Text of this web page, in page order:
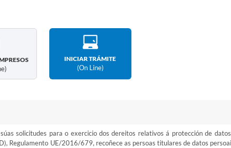
INICIAR TRÁMITE
(on Line)
solicitudes para o exercicio dos dereitos relativos á protección de
Regulamento UE/2016/679, recoñece as persoas titulares de datos